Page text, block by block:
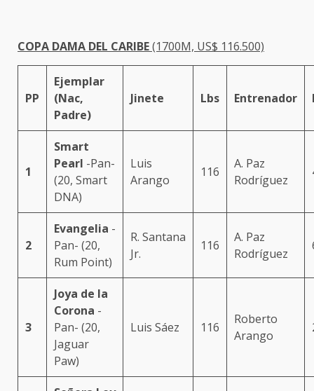
COPA DAMA DEL CARIBE(1700M, US$ 116.500)
PP
Ejemplar
(Nac,
Padre)
Jinete Lbs Entrenador
1
Smart
Pearl -Pan-
(20, Smart
DNA)
Luis
Arango
116
A. Paz
Rodríguez
2
Evangelia -
Pan- (20,
Rum Point)
R. Santana
Jr.
116
A. Paz
Rodríguez
3
Joya de la
Corona -
Pan- (20,
Jaguar
Paw)
Luis Sáez 116
Roberto
Arango